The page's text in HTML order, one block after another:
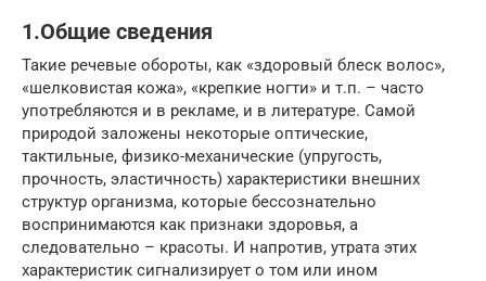
1.Общие сведения
Такие речевые обороты, как «здоровый блеск волос»,
«шелковистая кожа», «крепкие ногти» и т.п. – часто
употребляются и в рекламе, и в литературе. Самой
природой заложены некоторые оптические,
тактильные, физико-механические (упругость,
прочность, эластичность) характеристики внешних
структур организма, которые бессознательно
воспринимаются как признаки здоровья, а
следовательно – красоты. И напротив, утрата этих
характеристик сигнализирует о том или ином